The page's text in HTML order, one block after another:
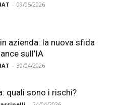
- 09/05/2026
azienda: la nuova sfida
sull’IA
- 30/04/2026
quali sono i rischi?